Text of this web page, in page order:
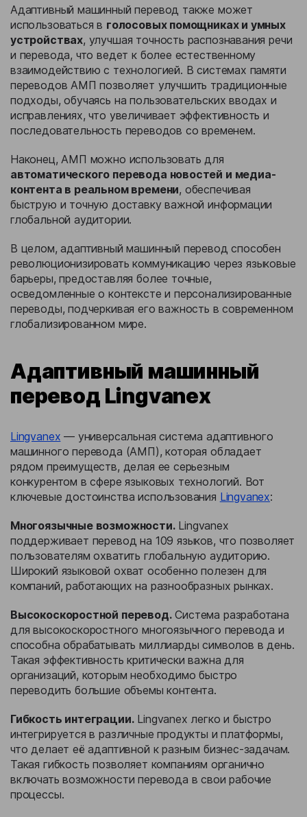
Адаптивный машинный перевод также может
использоваться в голосовых помощниках и умных
устройствах, улучшая точность распознавания речи
и перевода, что ведет к более естественному
взаимодействию с технологией. В системах памяти
переводов АМП позволяет улучшить традиционные
подходы, обучаясь на пользовательских вводах и
исправлениях, что увеличивает эффективность и
последовательность переводов со временем.
Наконец, АМП можно использовать для
автоматического перевода новостей и медиа-
контента в реальном времени, обеспечивая
быструю и точную доставку важной информации
глобальной аудитории.
В целом, адаптивный машинный перевод способен
революционизировать коммуникацию через языковые
барьеры, предоставляя более точные,
осведомленные о контексте и персонализированные
переводы, подчеркивая его важность в современном
глобализированном мире.
Адаптивный машинный
перевод Lingvanex
Lingvanex — универсальная система адаптивного
машинного перевода (АМП), которая обладает
рядом преимуществ, делая ее серьезным
конкурентом в сфере языковых технологий. Вот
ключевые достоинства использования Lingvanex:
Многоязычные возможности.Lingvanex
поддерживает перевод на 109 языков, что позволяет
пользователям охватить глобальную аудиторию.
Широкий языковой охват особенно полезен для
компаний, работающих на разнообразных рынках.
Высокоскоростной перевод.Система разработана
для высокоскоростного многоязычного перевода и
способна обрабатывать миллиарды символов в день.
Такая эффективность критически важна для
организаций, которым необходимо быстро
переводить большие объемы контента.
Гибкость интеграции.Lingvanex легко и быстро
интегрируется в различные продукты и платформы,
что делает её адаптивной к разным бизнес-задачам.
Такая гибкость позволяет компаниям органично
включать возможности перевода в свои рабочие
процессы.